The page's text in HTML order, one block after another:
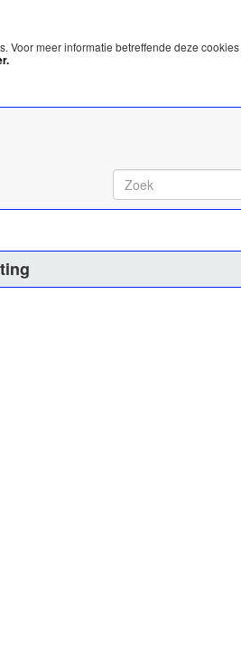
Voor meer informatie betreffende deze cookies